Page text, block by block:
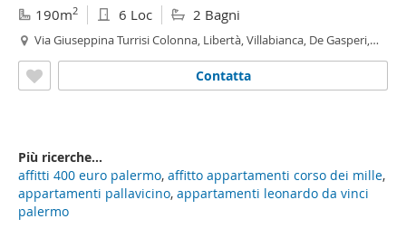
190m2 6 Loc 2 Bagni
Via Giuseppina Turrisi Colonna, Libertà, Villabianca, De Gasperi,
Palermo
Contatta
Più ricerche...
affitti 400 euro palermo, affitto appartamenti corso dei mille,
appartamenti pallavicino, appartamenti leonardo da vinci
palermo